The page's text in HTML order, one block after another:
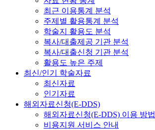
최근 이용통계 분석
주제별 활용통계 분석
학술지 활용도 분석
복사/대출제공 기관 분석
복사/대출신청 기관 분석
활용도 높은 주제
최신/인기 학술자료
최신자료
인기자료
해외자료신청(E-DDS)
해외자료신청(E-DDS) 이용 방법
비용지원 서비스 안내